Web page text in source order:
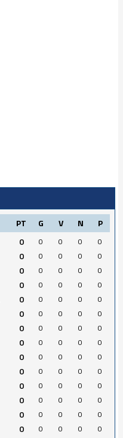
PT G V N P
0 0 0 0
0
0 0 0 0
0
0 0 0 0
0
0 0 0 0
0
0 0 0 0
0
0 0 0 0
0
0 0 0 0
0
0 0 0 0
0
0 0 0 0
0
0 0 0 0
0
0 0 0 0
0
0 0 0 0
0
0 0 0 0
0
0 0 0 0
0